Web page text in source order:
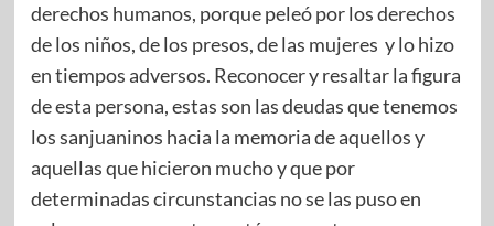
derechos humanos, porque peleó por los derechos
de los niños, de los presos, de las mujeres y lo hizo
en tiempos adversos. Reconocer y resaltar la figura
de esta persona, estas son las deudas que tenemos
los sanjuaninos hacia la memoria de aquellos y
aquellas que hicieron mucho y que por
determinadas circunstancias no se las puso en